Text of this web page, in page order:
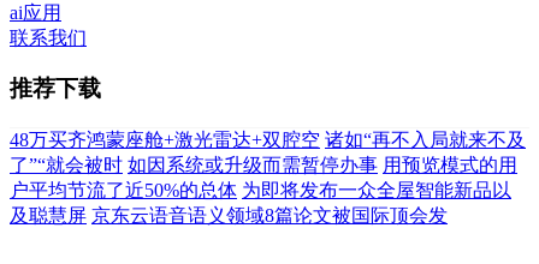
ai应用
联系我们
推荐下载
48万买齐鸿蒙座舱+激光雷达+双腔空 诸如“再不入局就来不及
了”“就会被时 如因系统或升级而需暂停办事 用预览模式的用
户平均节流了近50%的总体 为即将发布一众全屋智能新品以
及聪慧屏 京东云语音语义领域8篇论文被国际顶会发